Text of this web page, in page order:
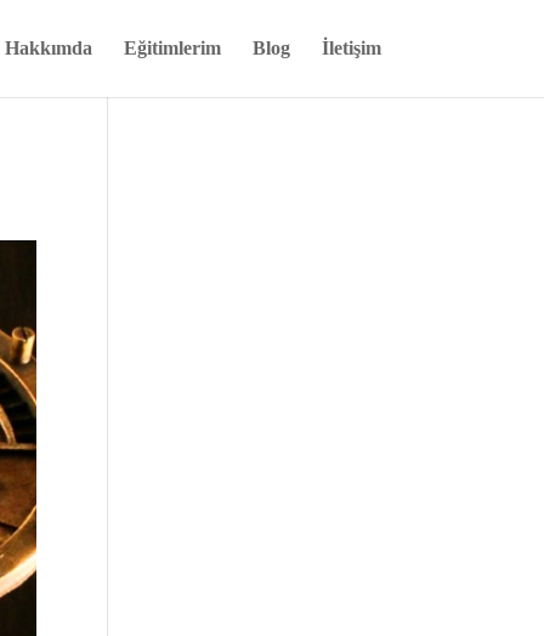
Hakkımda Eğitimlerim Blog İletişim